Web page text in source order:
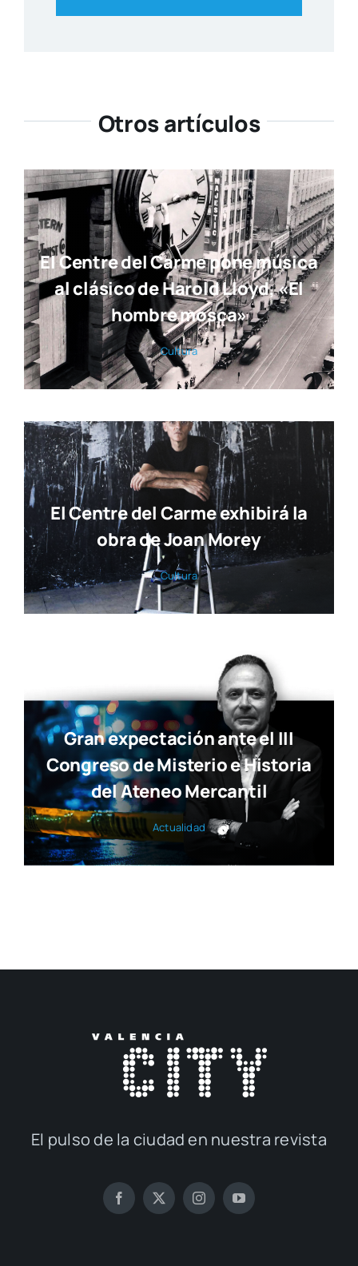
Otros artículos
El Centre del Carme pone música
al clásico de Harold Lloyd, «El
hombre mosca»
Cul­tu­ra
El Centre del Carme exhibirá la
obra de Joan Morey
Cul­tu­ra
Gran expectación ante el III
Congreso de Misterio e Historia
del Ateneo Mercantil
Actua­li­dad
El pul­so de la ciu­dad en nues­tra revis­ta